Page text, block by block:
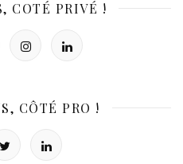
COTÉ PRIVÉ !
CÔTÉ PRO !